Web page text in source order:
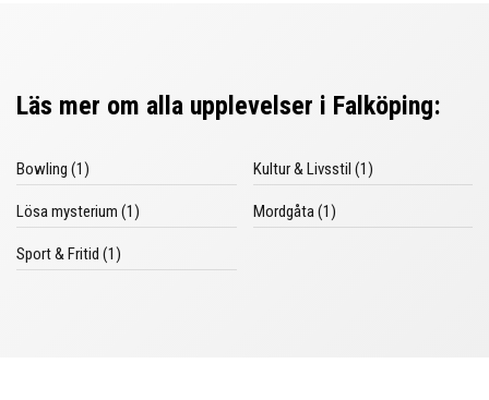
Läs mer om alla upplevelser i Falköping:
Bowling (1) Kultur & Livsstil (1)
Lösa mysterium (1) Mordgåta (1)
Sport & Fritid (1)